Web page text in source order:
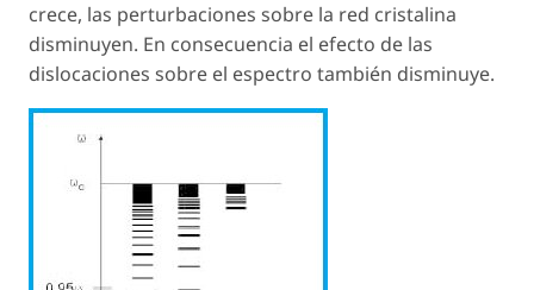
crece, las perturbaciones sobre la red cristalina
disminuyen. En consecuencia el efecto de las
dislocaciones sobre el espectro también disminuye.